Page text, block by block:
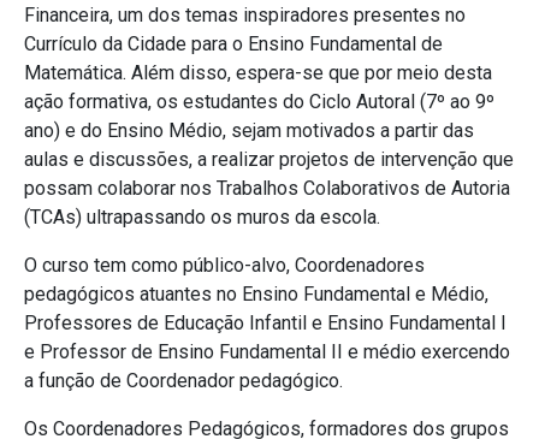
Financeira, um dos temas inspiradores presentes no
Currículo da Cidade para o Ensino Fundamental de
Matemática. Além disso, espera-se que por meio desta
ação formativa, os estudantes do Ciclo Autoral (7º ao 9º
ano) e do Ensino Médio, sejam motivados a partir das
aulas e discussões, a realizar projetos de intervenção que
possam colaborar nos Trabalhos Colaborativos de Autoria
(TCAs) ultrapassando os muros da escola.
O curso tem como público-alvo, Coordenadores
pedagógicos atuantes no Ensino Fundamental e Médio,
Professores de Educação Infantil e Ensino Fundamental I
e Professor de Ensino Fundamental II e médio exercendo
a função de Coordenador pedagógico.
Os Coordenadores Pedagógicos, formadores dos grupos